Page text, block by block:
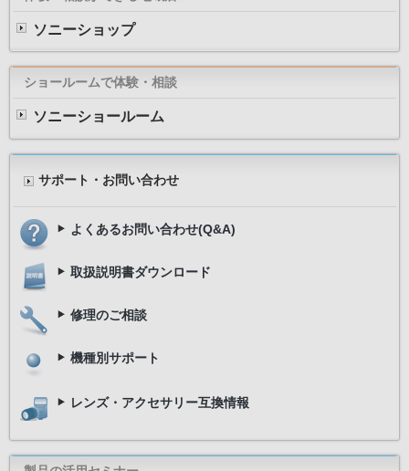
ソニーショップ
ショールームで体験・相談
ソニーショールーム
サポート・お問い合わせ
よくあるお問い合わせ(Q&A)
取扱説明書ダウンロード
修理のご相談
機種別サポート
レンズ・アクセサリー互換情報